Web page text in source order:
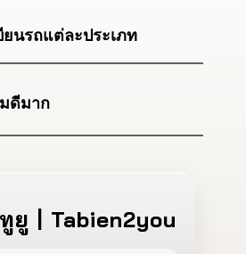
นรถแต่ละประเภท
ดีมาก
ยู | Tabien2you